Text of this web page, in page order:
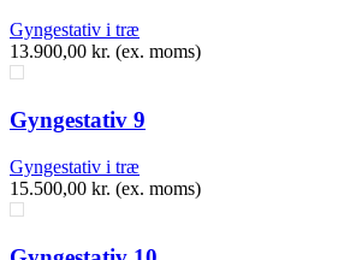
Gyngestativ i træ
13.900,00 kr. (ex. moms)
Gyngestativ 9
Gyngestativ i træ
15.500,00 kr. (ex. moms)